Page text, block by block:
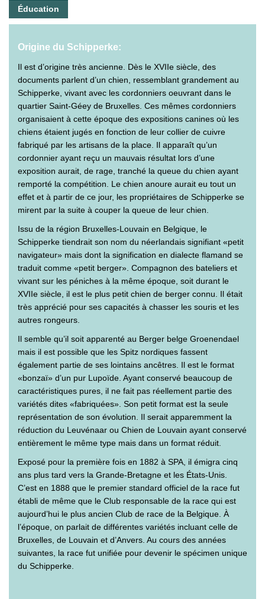
Éducation
Origine du Schipperke:
Il est d’origine très ancienne. Dès le XVIIe siècle, des
documents parlent d’un chien, ressemblant grandement au
Schipperke, vivant avec les cordonniers oeuvrant dans le
quartier Saint-Géey de Bruxelles. Ces mêmes cordonniers
organisaient à cette époque des expositions canines où les
chiens étaient jugés en fonction de leur collier de cuivre
fabriqué par les artisans de la place. Il apparaît qu’un
cordonnier ayant reçu un mauvais résultat lors d’une
exposition aurait, de rage, tranché la queue du chien ayant
remporté la compétition. Le chien anoure aurait eu tout un
effet et à partir de ce jour, les propriétaires de Schipperke se
mirent par la suite à couper la queue de leur chien.
Issu de la région Bruxelles-Louvain en Belgique, le
Schipperke tiendrait son nom du néerlandais signifiant «petit
navigateur» mais dont la signification en dialecte flamand se
traduit comme «petit berger». Compagnon des bateliers et
vivant sur les péniches à la même époque, soit durant le
XVIIe siècle, il est le plus petit chien de berger connu. Il était
très apprécié pour ses capacités à chasser les souris et les
autres rongeurs.
Il semble qu’il soit apparenté au Berger belge Groenendael
mais il est possible que les Spitz nordiques fassent
également partie de ses lointains ancêtres. Il est le format
«bonzaï» d’un pur Lupoïde. Ayant conservé beaucoup de
caractéristiques pures, il ne fait pas réellement partie des
variétés dites «fabriquées». Son petit format est la seule
représentation de son évolution. Il serait apparemment la
réduction du Leuvénaar ou Chien de Louvain ayant conservé
entièrement le même type mais dans un format réduit.
Exposé pour la première fois en 1882 à SPA, il émigra cinq
ans plus tard vers la Grande-Bretagne et les États-Unis.
C’est en 1888 que le premier standard officiel de la race fut
établi de même que le Club responsable de la race qui est
aujourd’hui le plus ancien Club de race de la Belgique. À
l’époque, on parlait de différentes variétés incluant celle de
Bruxelles, de Louvain et d’Anvers. Au cours des années
suivantes, la race fut unifiée pour devenir le spécimen unique
du Schipperke.